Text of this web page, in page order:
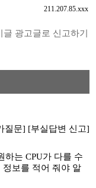
211.207.85.xxx
글 광고글로 신고하기
질문] [부실답변 신고]
하는 CPU가 다를 수
보를 적어 줘야 알